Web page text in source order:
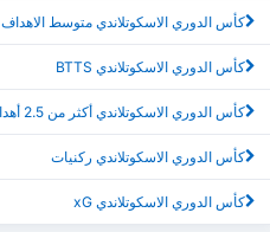
كأس الدوري الاسكوتلاندي متوسط الاهداف
كأس الدوري الاسكوتلاندي BTTS
كأس الدوري الاسكوتلاندي أكثر من 2.5 أهداف
كأس الدوري الاسكوتلاندي ركنيات
كأس الدوري الاسكوتلاندي xG